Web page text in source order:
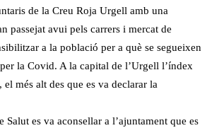
de la Creu Roja Urgell amb una
passejat avui pels carrers i mercat de
a la població per a què se segueixen
la Covid. A la capital de l’Urgell l’índex
més alt des que es va declarar la
Salut es va aconsellar a l’ajuntament que es